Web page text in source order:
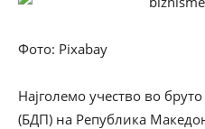
Фото: Pixabay
Најголемо учество во
(БДП) на Република